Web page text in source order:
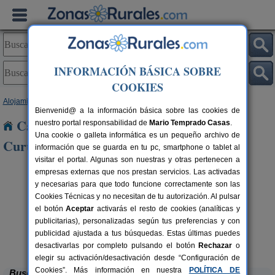
Alojamientos
Casas Rurales cerca de La Vecilla de
Curueño
8+1 pers.
desde27 €
Complejo Rural Aguas Frías
La Omañuela (León)
Buscar
INFORMACIÓN BÁSICA SOBRE
COOKIES
Bienvenid@ a la información básica sobre las cookies de
nuestro portal responsabilidad de Mario Temprado Casas.
Una cookie o galleta informática es un pequeño archivo de
información que se guarda en tu pc, smartphone o tablet al
visitar el portal. Algunas son nuestras y otras pertenecen a
empresas externas que nos prestan servicios. Las activadas
y necesarias para que todo funcione correctamente son las
Cookies Técnicas y no necesitan de tu autorización. Al pulsar
el botónAceptar activarás el resto de cookies (analíticas y
publicitarias), personalizadas según tus preferencias y con
publicidad ajustada a tus búsquedas. Estas últimas puedes
desactivarlas por completo pulsando el botón Rechazar o
elegir su activación/desactivación desde “Configuración de
Cookies”. Más información en nuestra
POLÍTICA DE